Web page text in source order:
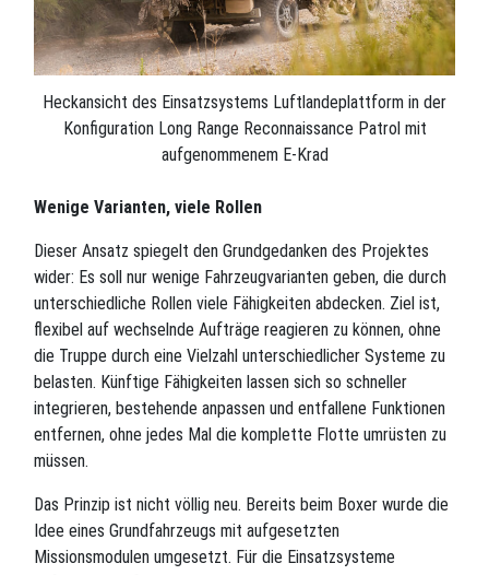
Heckansicht des Einsatzsystems Luftlandeplattform in der
Konfiguration Long Range Reconnaissance Patrol mit
aufgenommenem E-Krad
Wenige Varianten, viele Rollen
Dieser Ansatz spiegelt den Grundgedanken des Projektes
wider: Es soll nur wenige Fahrzeugvarianten geben, die durch
unterschiedliche Rollen viele Fähigkeiten abdecken. Ziel ist,
flexibel auf wechselnde Aufträge reagieren zu können, ohne
die Truppe durch eine Vielzahl unterschiedlicher Systeme zu
belasten. Künftige Fähigkeiten lassen sich so schneller
integrieren, bestehende anpassen und entfallene Funktionen
entfernen, ohne jedes Mal die komplette Flotte umrüsten zu
müssen.
Das Prinzip ist nicht völlig neu. Bereits beim Boxer wurde die
Idee eines Grundfahrzeugs mit aufgesetzten
Missionsmodulen umgesetzt. Für die Einsatzsysteme